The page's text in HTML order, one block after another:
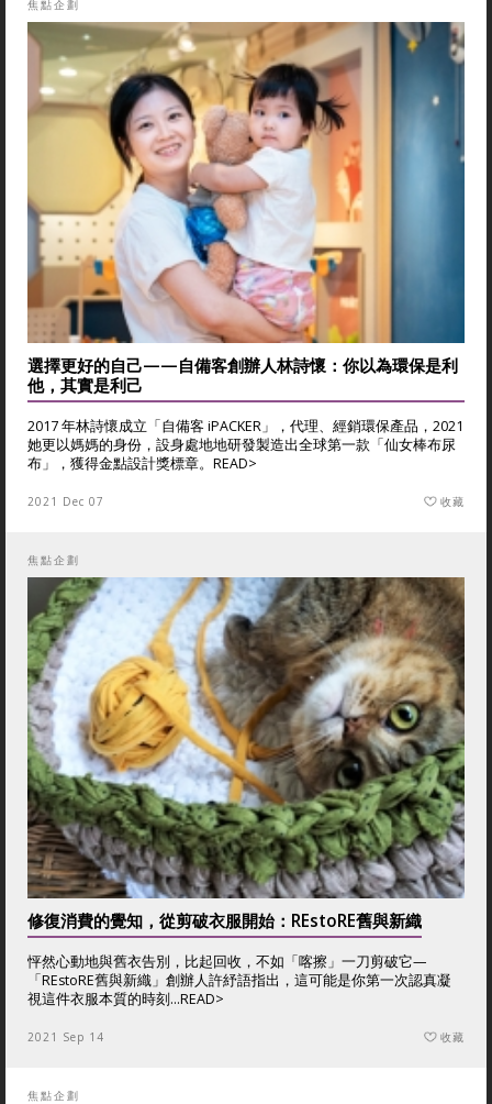
焦點企劃
選擇更好的自己——自備客創辦人林詩懷：你以為環保是利
他，其實是利己
2017 年林詩懷成立「自備客 iPACKER」，代理、經銷環保產品，2021
她更以媽媽的身份，設身處地地研發製造出全球第一款「仙女棒布尿
布」，獲得金點設計獎標章。 READ>
2021 Dec 07 收藏
焦點企劃
修復消費的覺知，從剪破衣服開始：REstoRE舊與新織
怦然心動地與舊衣告別，比起回收，不如「喀擦」一刀剪破它—
「REstoRE舊與新織」創辦人許紓語指出，這可能是你第一次認真凝
視這件衣服本質的時刻...READ>
2021 Sep 14 收藏
焦點企劃